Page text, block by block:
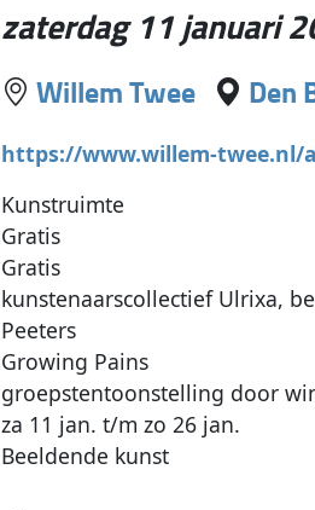
zaterdag 11 januari
Willem Twee Den
https://www.willem-twee.nl/
Kunstruimte
Gratis
Gratis
kunstenaarscollectief Ulrixa,
Peeters
Growing Pains
groepstentoonstelling door
za 11 jan. t/m zo 26 jan.
Beeldende kunst